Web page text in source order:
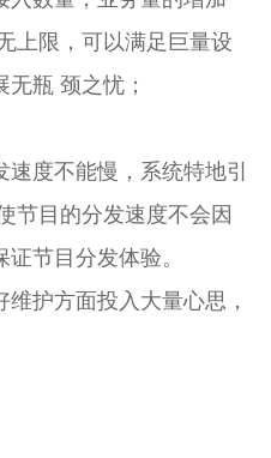
上限，可以满足巨量设
瓶 颈之忧；
度不能慢，系统特地引
节目的分发速度不会因
节目分发体验。
护方面投入大量心思，